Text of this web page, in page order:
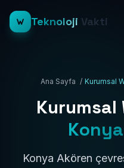
Teknoloji Vakti
Ana Sayfa / Kurumsal
Kurumsal
Konya Akören